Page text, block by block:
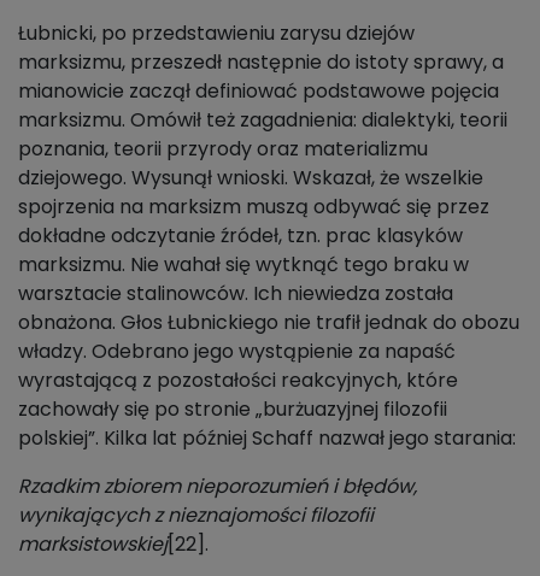
Łubnicki, po przedstawieniu zarysu dziejów
marksizmu, przeszedł następnie do istoty sprawy, a
mianowicie zaczął definiować podstawowe pojęcia
marksizmu. Omówił też zagadnienia: dialektyki, teorii
poznania, teorii przyrody oraz materializmu
dziejowego. Wysunął wnioski. Wskazał, że wszelkie
spojrzenia na marksizm muszą odbywać się przez
dokładne odczytanie źródeł, tzn. prac klasyków
marksizmu. Nie wahał się wytknąć tego braku w
warsztacie stalinowców. Ich niewiedza została
obnażona. Głos Łubnickiego nie trafił jednak do obozu
władzy. Odebrano jego wystąpienie za napaść
wyrastającą z pozostałości reakcyjnych, które
zachowały się po stronie „burżuazyjnej filozofii
polskiej”. Kilka lat później Schaff nazwał jego starania:
Rzadkim zbiorem nieporozumień i błędów,
wynikających z nieznajomości filozofii
marksistowskiej[22].